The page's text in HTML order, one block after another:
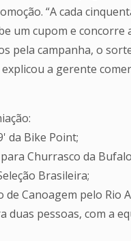
“A cada
um cupom e concorre
pela campanha, o
a gerente
da Bike Point;
Churrasco da
Brasileira;
de Canoagem pelo Rio
duas pessoas, com a